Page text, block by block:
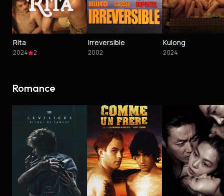
Rita
2024 2
Irreversible
2002
Kulong
2024
Romance